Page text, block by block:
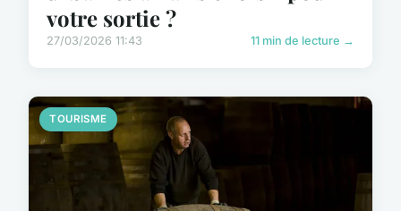
votre sortie ?
27/03/2026 11:43 11 min de lecture →
TOURISME